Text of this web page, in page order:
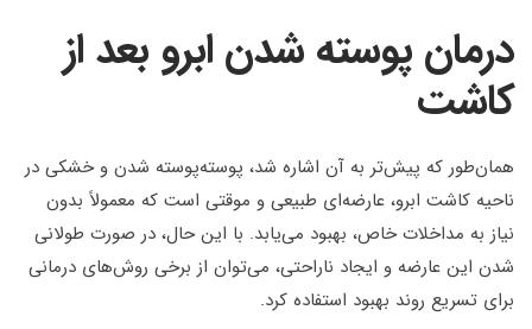
درمان پوسته‌ شدن ابرو بعد از
کاشت
همان‌طور که پیش‌تر به آن اشاره شد، پوسته‌پوسته شدن و خشکی در
ناحیه کاشت ابرو، عارضه‌ای طبیعی و موقتی است که معمولاً بدون
نیاز به مداخلات خاص، بهبود می‌یابد. با این حال، در صورت طولانی
شدن این عارضه و ایجاد ناراحتی، می‌توان از برخی روش‌های درمانی
برای تسریع روند بهبود استفاده کرد.